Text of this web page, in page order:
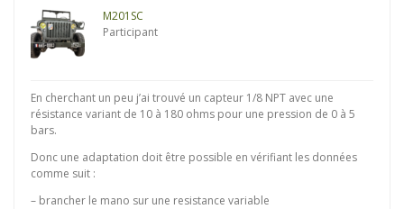
M201SC
Participant
En cherchant un peu j’ai trouvé un capteur 1/8 NPT avec une
résistance variant de 10 à 180 ohms pour une pression de 0 à 5
bars.
Donc une adaptation doit être possible en vérifiant les données
comme suit :
– brancher le mano sur une resistance variable